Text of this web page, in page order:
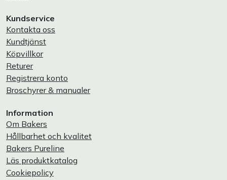
Kundservice
Kontakta oss
Kundtjänst
Köpvillkor
Returer
Registrera konto
Broschyrer & manualer
Information
Om Bakers
Hållbarhet och kvalitet
Bakers Pureline
Läs produktkatalog
Cookiepolicy